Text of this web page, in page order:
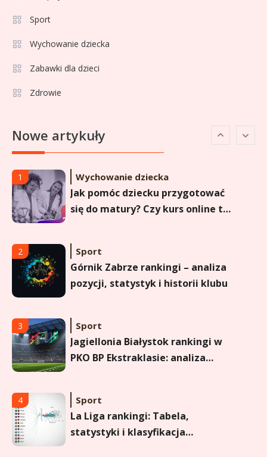
Sport
Wychowanie dziecka
Zabawki dla dzieci
Zdrowie
Nowe artykuły
Lech Poznań rankingi: Analiza
pozycji w Ekstraklasie i
historyczne dane
1 Wychowanie dziecka
Jak pomóc dziecku przygotować
się do matury? Czy kurs online to
maturzysty?
2 Sport
Górnik Zabrze rankingi – analiza
pozycji, statystyk i historii klubu
3 Sport
Jagiellonia Białystok rankingi w
PKO BP Ekstraklasie: analiza
4 Sport
La Liga rankingi: Tabela,
statystyki i klasyfikacja